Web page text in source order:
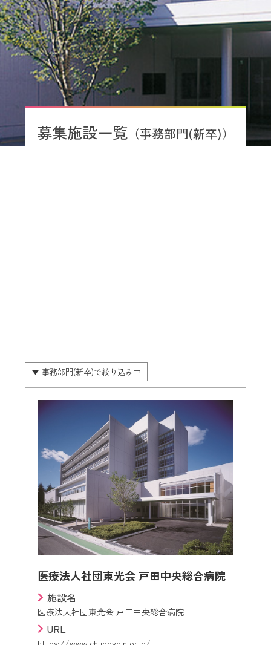
募集施設一覧 （事務部門(新卒)）
▼ 事務部門(新卒)で絞り込み中
医療法人社団東光会 戸田中央総合病院
施設名
医療法人社団東光会 戸田中央総合病院
URL